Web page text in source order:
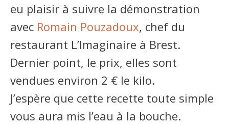
eu plaisir à suivre la démonstration
avec Romain Pouzadoux, chef du
restaurant L’Imaginaire à Brest.
Dernier point, le prix, elles sont
vendues environ 2 € le kilo.
J’espère que cette recette toute simple
vous aura mis l’eau à la bouche.